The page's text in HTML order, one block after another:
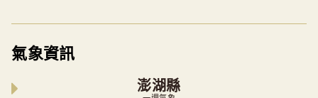
氣象資訊
澎湖縣